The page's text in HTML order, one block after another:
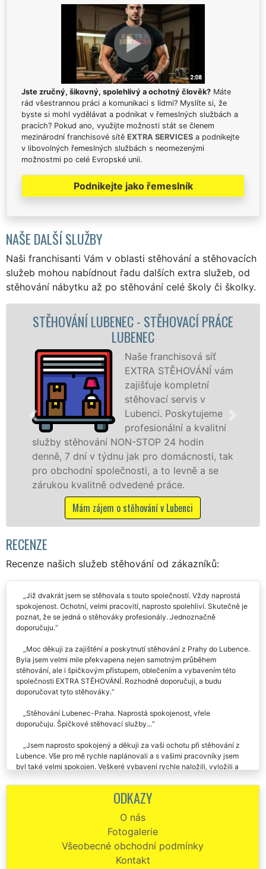
Jste zručný, šikovný, spolehlivý a ochotný člověk? Máte
rád všestrannou práci a komunikaci s lidmi? Myslíte si, že
byste si mohl vydělávat a podnikat v řemeslných službách a
pracích? Pokud ano, využijte možnosti stát se členem
mezinárodní franchisové sítě EXTRA SERVICES a podnikejte
v libovolných řemeslných službách s neomezenými
možnostmi po celé Evropské unii.
Podnikejte jako řemeslník
NAŠE DALŠÍ SLUŽBY
Naši franchisanti Vám v oblasti stěhování a stěhovacích
služeb mohou nabídnout řadu dalších extra služeb, od
stěhování nábytku až po stěhování celé školy či školky.
PRÁCE
vám
kvalitní
tak
a se
STĚHOVACÍ SLUŽBA
STĚHOVACÍ FIRMA
stěhovací
speciální
technikou.
služby zajišťujeme domácnostem i
celém okresu Louny se zárukou
franchisové sítě EXTRA STĚHOVÁNÍ.
Nabízíme stěhovací služby NON-
včetně víkendů a svátků bez
Mám zájem o stěhovací služby v
RECENZE
Recenze našich služeb stěhování od zákazníků:
Již dvakrát jsem se stěhovala s touto společností. Vždy naprostá
spokojenost. Ochotní, velmi pracovití, naprosto spolehliví. Skutečně je
poznat, že se jedná o stěhováky profesionály. Jednoznačně
Moc děkuji za zajištění a poskytnutí stěhování z Prahy do Lubence.
Byla jsem velmi mile překvapena nejen samotným průběhem
stěhování, ale i špičkovým přístupem, oblečením a vybavením této
společnosti EXTRA STĚHOVÁNÍ. Rozhodně doporučuji, a budu
Stěhování Lubenec-Praha. Naprostá spokojenost, vřele
Jsem naprosto spokojený a děkuji za vaši ochotu při stěhování z
Lubence. Vše pro mě rychle naplánovali a s vašimi pracovníky jsem
ještě mě dovezli zpět k mému autu. Moc děkuji.
Děkuji za profesionální přístup a velkou pomoc. Stěhování z
Lubence do Prahy proběhlo hladce a cena byla více než příznivá.
EXTRA STĚHOVÁNÍ mohu doporučit! Byla jsem příjemně
překvapena, jak byl celý team stěhováků super ochotný, milý a celé
ODKAZY
O nás
Fotogalerie
Všeobecné obchodní podmínky